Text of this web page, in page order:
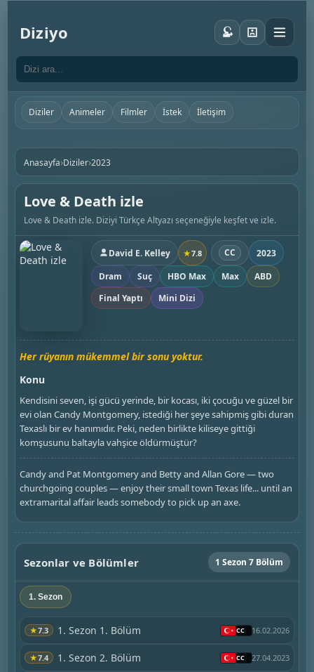
Diziyo
Diziler Animeler Filmler İstek İletişim
Anasayfa›Diziler›2023
Love & Death izle
Love & Death izle. Diziyi Türkçe Altyazı seçeneğiyle keşfet ve izle.
David E. Kelley ★7.8 CC
2023
Dram
Suç HBO Max Max
ABD
Final Yaptı
Mini Dizi
Her rüyanın mükemmel bir sonu yoktur.
Konu
Kendisini seven, işi gücü yerinde, bir kocası, iki çocuğu ve güzel bir
evi olan Candy Montgomery, istediği her şeye sahipmiş gibi duran
Texaslı bir ev hanımıdır. Peki, neden birlikte kiliseye gittiği
komşusunu baltayla vahşice öldürmüştür?
Candy and Pat Montgomery and Betty and Allan Gore — two
churchgoing couples — enjoy their small town Texas life... until an
extramarital affair leads somebody to pick up an axe.
Sezonlar ve Bölümler 1 Sezon 7 Bölüm
1. Sezon
★7.3 1. Sezon 1. Bölüm 16.02.2026
★7.4 1. Sezon 2. Bölüm 27.04.2023